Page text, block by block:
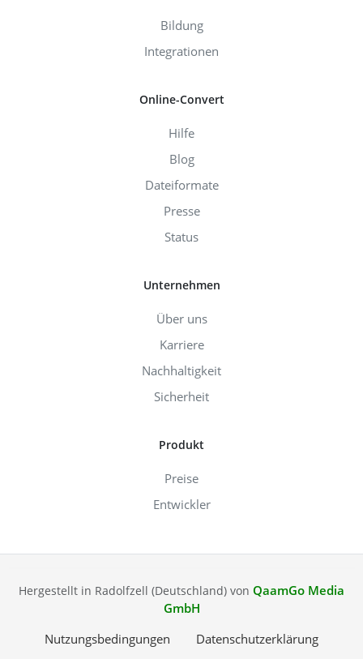
Bildung
Integrationen
Online-Convert
Hilfe
Blog
Dateiformate
Presse
Status
Unternehmen
Über uns
Karriere
Nachhaltigkeit
Sicherheit
Produkt
Preise
Entwickler
Hergestellt in Radolfzell (Deutschland) von QaamGo Media
GmbH
Nutzungsbedingungen
Datenschutzerklärung